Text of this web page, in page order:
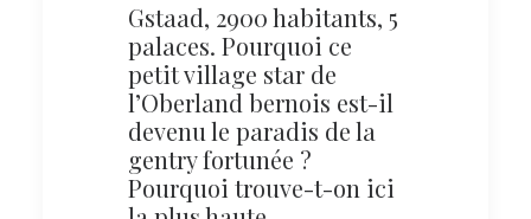
Gstaad, 2900 habitants, 5
palaces. Pourquoi ce
petit village star de
l’Oberland bernois est-il
devenu le paradis de la
gentry fortunée ?
Pourquoi trouve-t-on ici